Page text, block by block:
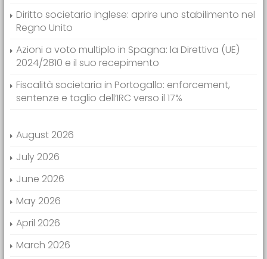
Diritto societario inglese: aprire uno stabilimento nel
Regno Unito
Azioni a voto multiplo in Spagna: la Direttiva (UE)
2024/2810 e il suo recepimento
Fiscalità societaria in Portogallo: enforcement,
sentenze e taglio dell’IRC verso il 17%
August 2026
July 2026
June 2026
May 2026
April 2026
March 2026